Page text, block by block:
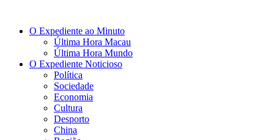
O Expediente ao Minuto
Última Hora Macau
Última Hora Mundo
O Expediente Noticioso
Política
Sociedade
Economia
Cultura
Desporto
China